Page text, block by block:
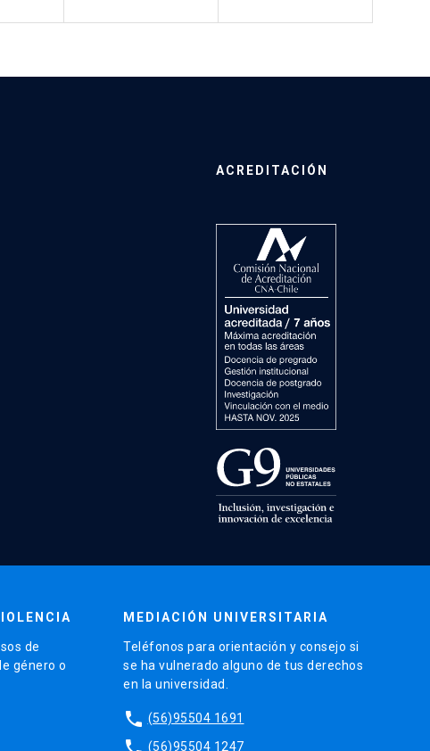
ACREDITACIÓN
de
género o
MEDIACIÓN UNIVERSITARIA
Teléfonos para orientación y consejo si
se ha vulnerado alguno de tus derechos
en la universidad.
phone (56)95504 1691
(56)95504 1247